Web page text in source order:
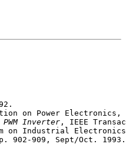
Inverter